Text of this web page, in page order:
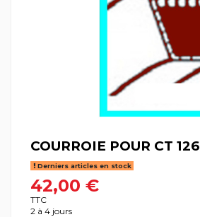
COURROIE POUR CT 126
Derniers articles en stock
42,00 €
TTC
2 à 4 jours